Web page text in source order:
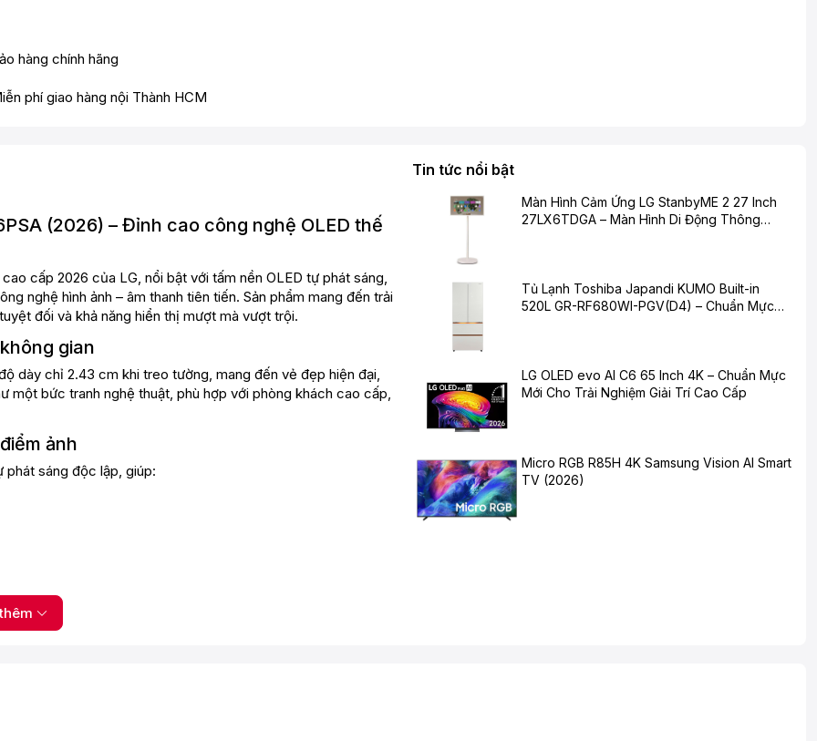
hàng chính hãng
phí giao hàng nội Thành HCM
(2026) – Đỉnh cao công nghệ OLED thế
cấp 2026 của LG, nổi bật với tấm nền OLED tự phát sáng,
nghệ hình ảnh – âm thanh tiên tiến. Sản phẩm mang đến trải
đối và khả năng hiển thị mượt mà vượt trội.
gian
dày chỉ 2.43 cm khi treo tường, mang đến vẻ đẹp hiện đại,
một bức tranh nghệ thuật, phù hợp với phòng khách cao cấp,
ảnh
phát sáng độc lập, giúp:
chất lượng hình ảnh
Tin tức nổi bật
Màn Hình Cảm Ứng LG StanbyME 2 27 Inch
27LX6TDGA – Màn Hình Di Động Thông
Tủ Lạnh Toshiba Japandi KUMO Built-in
520L GR-RF680WI-PGV(D4) – Chuẩn Mực
LG OLED evo AI C6 65 Inch 4K – Chuẩn Mực
Mới Cho Trải Nghiệm Giải Trí Cao Cấp
Micro RGB R85H 4K Samsung Vision AI Smart
TV (2026)